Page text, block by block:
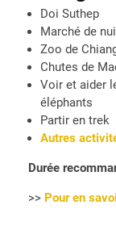
Doi Suthep
Marché de
Zoo de
Chutes de
Voir et aider
éléphants
Partir en trek
Autres
Durée
>> Pour en